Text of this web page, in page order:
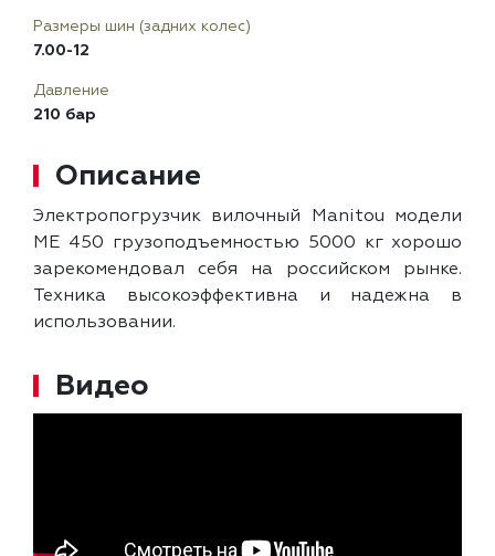
Размеры шин (задних колес)
7.00-12
Давление
210 бар
Описание
Электропогрузчик вилочный Manitou модели
ME 450 грузоподъемностью 5000 кг хорошо
зарекомендовал себя на российском рынке.
Техника высокоэффективна и надежна в
использовании.
Видео